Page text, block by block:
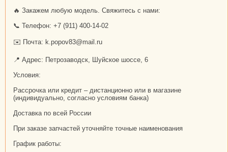
🔥 Закажем любую модель. Свяжитесь с нами:
📞 Телефон: +7 (911) 400-14-02
✉️ Почта: k.popov83@mail.ru
📍 Адрес: Петрозаводск, Шуйское шоссе, 6
Условия:
Рассрочка или кредит – дистанционно или в магазине
(индивидуально, согласно условиям банка)
Доставка по всей России
При заказе запчастей уточняйте точные наименования
График работы: